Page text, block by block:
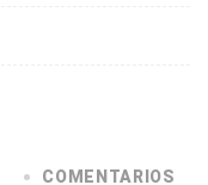
COMENTARIOS